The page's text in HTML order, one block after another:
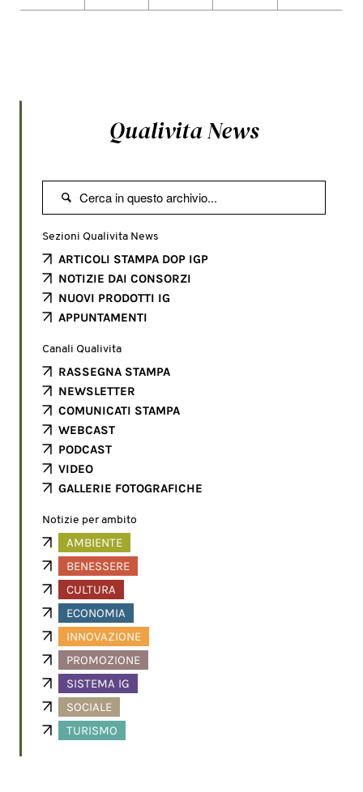
Qualivita News

Sezioni Qualivita News
ARTICOLI STAMPA DOP IGP
NOTIZIE DAI CONSORZI
NUOVI PRODOTTI IG
APPUNTAMENTI
Canali Qualivita
RASSEGNA STAMPA
NEWSLETTER
COMUNICATI STAMPA
WEBCAST
PODCAST
VIDEO
GALLERIE FOTOGRAFICHE
Notizie per ambito
AMBIENTE
BENESSERE
CULTURA
ECONOMIA
INNOVAZIONE
PROMOZIONE
SISTEMA IG
SOCIALE
TURISMO